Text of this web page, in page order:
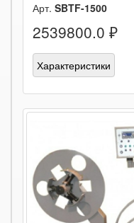
Арт. SBTF-1500
2539800.0 ₽
Характеристики